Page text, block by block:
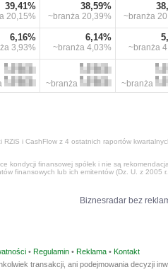
39,41%
20,15%
38,59%
~branża 20,39% ~branża
6,16%
3,93%
6,14%
~branża 4,03% ~branża
~branża ~branża
i CashFlow z 4 ostatnich raportów
kondycji finansowej spółek i nie są
finansowych lub ich emitentów (Dz. U. z 2005
Biznesradar bez
• Regulamin • Reklama • Kontakt
transakcji, ani podejmowania decyzji